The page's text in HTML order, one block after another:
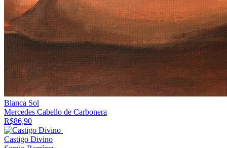
Blanca Sol
Mercedes Cabello de Carbonera
R$86,90
Castigo Divino